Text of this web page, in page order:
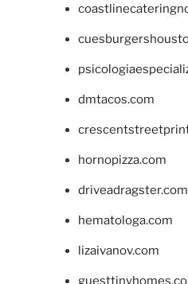
dmtacos.com
hornopizza.com
driveadragster.com
hematologa.com
lizaivanov.com